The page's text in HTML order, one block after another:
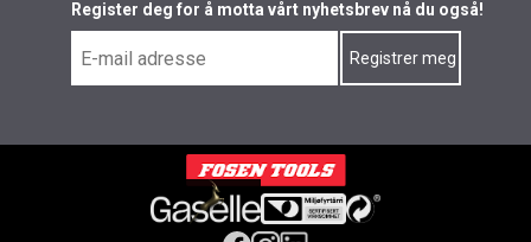
Register deg for å motta vårt nyhetsbrev nå du også!